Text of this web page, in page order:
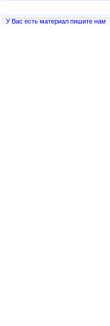
У Вас есть материал пишите нам